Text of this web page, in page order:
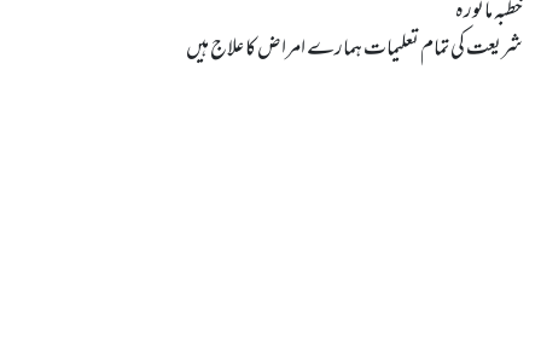
شریعت کی تمام تعلیمات ہمارے امراض کا علاج ہیں